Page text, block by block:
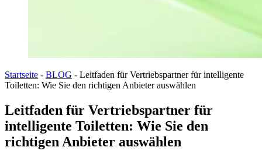
Startseite - BLOG - Leitfaden für Vertriebspartner für intelligente
Toiletten: Wie Sie den richtigen Anbieter auswählen
Leitfaden für Vertriebspartner für
intelligente Toiletten: Wie Sie den
richtigen Anbieter auswählen